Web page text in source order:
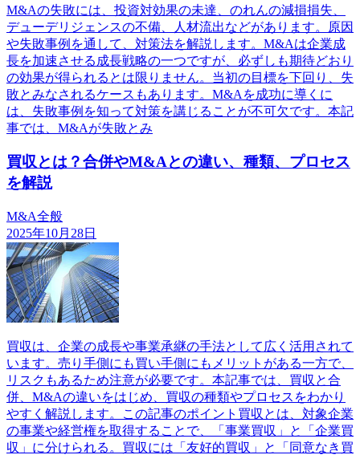
M&Aの失敗には、投資対効果の未達、のれんの減損損失、
デューデリジェンスの不備、人材流出などがあります。原因
や失敗事例を通して、対策法を解説します。M&Aは企業成
長を加速させる成長戦略の一つですが、必ずしも期待どおり
の効果が得られるとは限りません。当初の目標を下回り、失
敗とみなされるケースもあります。M&Aを成功に導くに
は、失敗事例を知って対策を講じることが不可欠です。本記
事では、M&Aが失敗とみ
買収とは？合併やM&Aとの違い、種類、プロセス
を解説
M&A全般
2025年10月28日
買収は、企業の成長や事業承継の手法として広く活用されて
います。売り手側にも買い手側にもメリットがある一方で、
リスクもあるため注意が必要です。本記事では、買収と合
併、M&Aの違いをはじめ、買収の種類やプロセスをわかり
やすく解説します。この記事のポイント買収とは、対象企業
の事業や経営権を取得することで、「事業買収」と「企業買
収」に分けられる。買収には「友好的買収」と「同意なき買